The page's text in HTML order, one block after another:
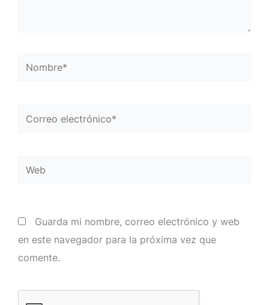
Nombre*
Correo
Web
Guarda mi nombre, correo electrónico y web
en este navegador para la próxima vez que
comente.